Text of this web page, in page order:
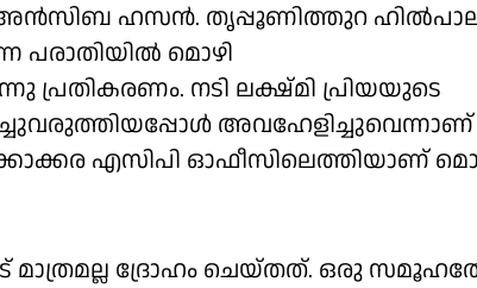
അൻസിബ ഹസൻ. തൃപ്പൂണിത്തുറ
പരാതിയിൽ മൊഴി
പ്രതികരണം. നടി ലക്ഷ്മി പ്രിയയുടെ
അവഹേളിച്ചുവെന്നാണ്
എസിപി ഓഫീസിലെത്തിയാണ്
മാത്രമല്ല ദ്രോഹം ചെയ്തത്. ഒരു